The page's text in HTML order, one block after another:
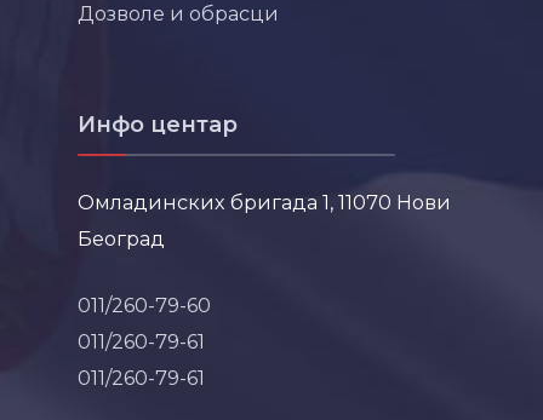
Дозволе и обрасци
Инфо центар
Омладинских бригада 1, 11070 Нови
Београд
011/260-79-60
011/260-79-61
011/260-79-61